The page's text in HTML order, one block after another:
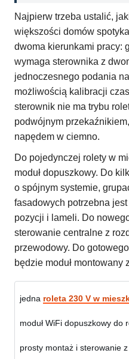
Najpierw trzeba ustalić,
większości domów
dwoma kierunkami pracy:
wymaga sterownika z
jednoczesnego podania
możliwością kalibracji
sterownik nie ma trybu
podwójnym
napędem w ciemno.
Do pojedynczej rolety w
moduł dopuszkowy. Do
o spójnym systemie,
fasadowych potrzebna jest
pozycji i lameli. Do
sterowanie centralne z
przewodowy. Do
będzie moduł montowany
jedna roleta 230 V w
moduł WiFi dopuszkowy do
prosty montaż i sterowanie